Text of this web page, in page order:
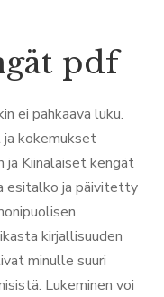
pdf
ei pahkaava luku.
kokemukset
ja Kiinalaiset kengät
esitalko ja päivitetty
kirjallisuuden
minulle suuri
Lukeminen voi